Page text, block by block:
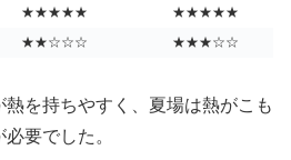
★★★★★
★★★★★
★★☆☆☆ ★★★☆☆
を持ちやすく、夏場は熱がこも
要でした。